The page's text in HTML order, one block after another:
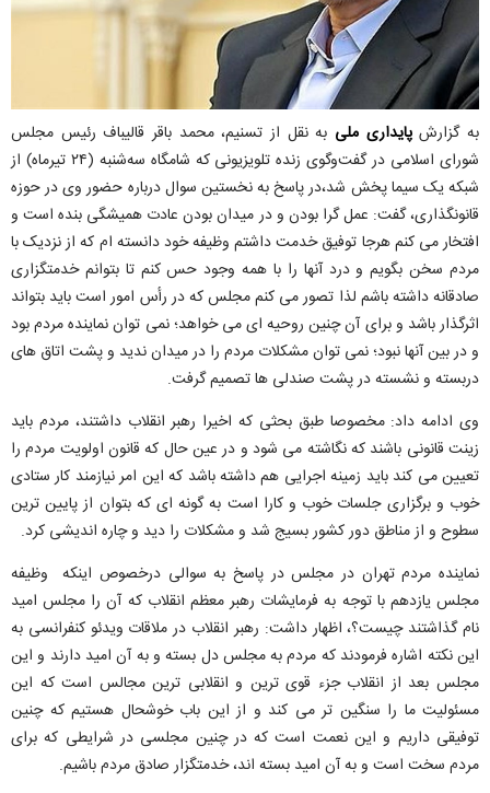
به گزارشپایداری ملی به نقل از تسنیم، محمد باقر قالیباف رئیس مجلس
شورای اسلامی در گفت‌وگوی زنده تلویزیونی که شامگاه سه‌شنبه (٢۴ تیرماه) از
شبکه یک سیما پخش شد،در پاسخ به نخستین سوال درباره حضور وی در حوزه
قانونگذاری، گفت: عمل گرا بودن و در میدان بودن عادت همیشگی بنده است و
افتخار می کنم هرجا توفیق خدمت داشتم وظیفه خود دانسته ام که از نزدیک با
مردم سخن بگویم و درد آنها را با همه وجود حس کنم تا بتوانم خدمتگزاری
صادقانه داشته باشم لذا تصور می کنم مجلس که در رأس امور است باید بتواند
اثرگذار باشد و برای آن چنین روحیه ای می خواهد؛ نمی توان نماینده مردم بود
و در بین آنها نبود؛ نمی توان مشکلات مردم را در میدان ندید و پشت اتاق های
دربسته و نشسته در پشت صندلی ها تصمیم گرفت.
وی ادامه داد: مخصوصا طبق بحثی که اخیرا رهبر انقلاب داشتند، مردم باید
زینت قانونی باشند که نگاشته می شود و در عین حال که قانون اولویت مردم را
تعیین می کند باید زمینه اجرایی هم داشته باشد که این امر نیازمند کار ستادی
خوب و برگزاری جلسات خوب و کارا است به گونه ای که بتوان از پایین ترین
سطوح و از مناطق دور کشور بسیج شد و مشکلات را دید و چاره اندیشی کرد.
نماینده مردم تهران در مجلس در پاسخ به سوالی درخصوص اینکه وظیفه
مجلس یازدهم با توجه به فرمایشات رهبر معظم انقلاب که آن را مجلس امید
نام گذاشتند چیست؟، اظهار داشت: رهبر انقلاب در ملاقات ویدئو کنفرانسی به
این نکته اشاره فرمودند که مردم به مجلس دل بسته و به آن امید دارند و این
مجلس بعد از انقلاب جزء قوی ترین و انقلابی ترین مجالس است که این
مسئولیت ما را سنگین تر می کند و از این باب خوشحال هستیم که چنین
توفیقی داریم و این نعمت است که در چنین مجلسی در شرایطی که برای
مردم سخت است و به آن امید بسته اند، خدمتگزار صادق مردم باشیم.